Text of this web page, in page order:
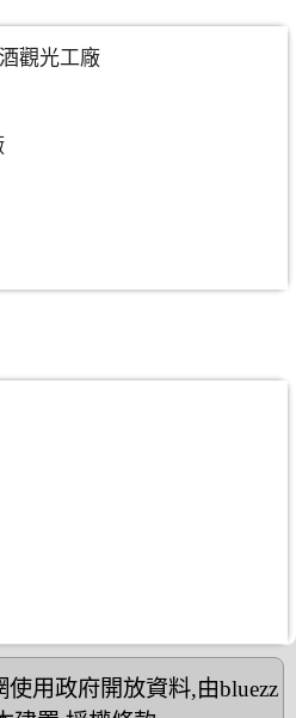
觀光工廠
用政府開放資料,由bluezz